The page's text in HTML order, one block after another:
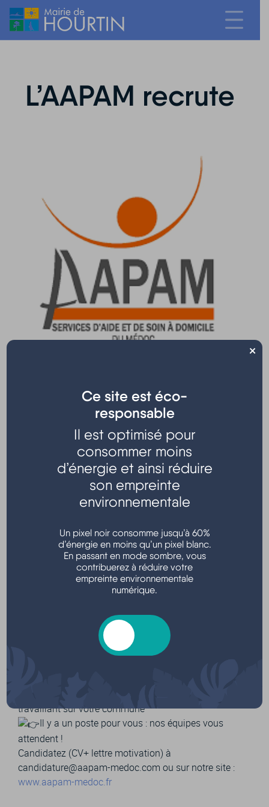
L’AAPAM recrute
L’ AAPAM intervient de la pointe du Verdon en
passant par les communes d’Estuaire (
Margaux-Cantenac, Pauillex, …) ou aux bords de
Montalivet-Lacanau-Le Porge, …)
jusqu’aux portes de Bordeaux (
Castelnau, Arsac,
Le Pian, …)
Nous sommes toujours à la recherche de
nouveaux collaborateurs !
Educatif(ve) et Social / Assistant(e) de Vie aux
Familles / Assistant(e) de Vie Dépendance
Sans expérience ou débutant, une période en
immersion professionnelle sera proposée.
Pour cet été les étudiant(e)s sont les bienvenus
Pass sanitaire et véhicule obligatoire.
Rejoindre l’AAPAM c’est :
donner du sens à votre travail,
travaillant sur votre commune
Il y a un poste pour vous : nos équipes vous
attendent !
Candidatez (CV+ lettre motivation) à
candidature@aapam-medoc.com ou sur notre site :
www.aapam-medoc.fr
Ce site est éco-
responsable
Il est optimisé pour
consommer moins
d’énergie et ainsi réduire
son empreinte
environnementale
Un pixel noir consomme jusqu’à 60%
d’énergie en moins qu’un pixel blanc.
En passant en mode sombre, vous
contribuerez à réduire votre
empreinte environnementale
numérique.
×